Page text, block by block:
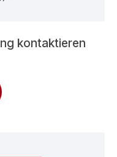
kontaktieren